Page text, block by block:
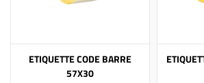
ETIQUETTE CODE BARRE
57X30